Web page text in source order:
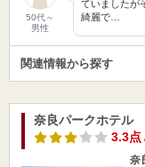
50代～
男性
ていましたが
綺麗で…
関連情報から探す
奈良パークホテル
3.3点
奈